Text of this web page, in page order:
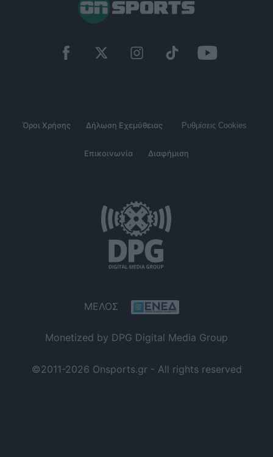
Όροι Χρήσης Δήλωση Εχεμύθειας Ρυθμίσεις Cookies
Επικοινωνία Διαφήμιση
ΜΕΛΟΣ
Monetized by DPG Digital Media Group
©2011-2026 Onsports.gr - All rights reserved